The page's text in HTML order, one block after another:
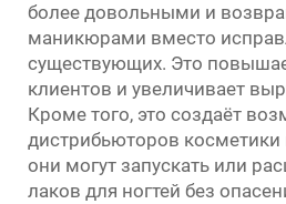
более довольными и
маникюрами вместо
существующих. Это
клиентов и увеличивает
Кроме того, это создаёт
дистрибьюторов косметики
они могут запускать или
лаков для ногтей без